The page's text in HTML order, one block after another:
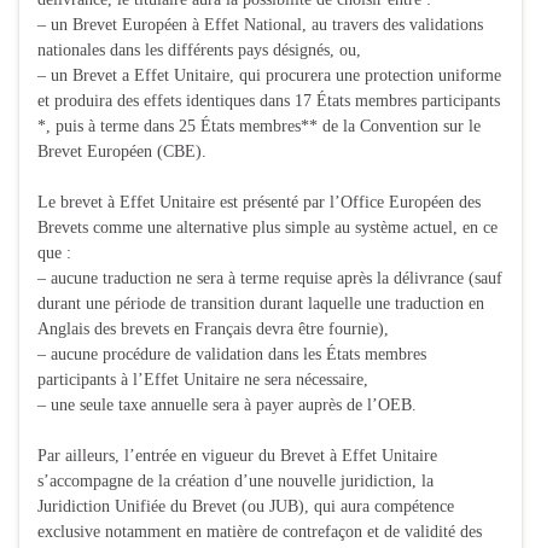
– un Brevet Européen à Effet National, au travers des validations
nationales dans les différents pays désignés, ou,
– un Brevet a Effet Unitaire, qui procurera une protection uniforme
et produira des effets identiques dans 17 États membres participants
*, puis à terme dans 25 États membres** de la Convention sur le
Brevet Européen (CBE).
Le brevet à Effet Unitaire est présenté par l’Office Européen des
Brevets comme une alternative plus simple au système actuel, en ce
que :
– aucune traduction ne sera à terme requise après la délivrance (sauf
durant une période de transition durant laquelle une traduction en
Anglais des brevets en Français devra être fournie),
– aucune procédure de validation dans les États membres
participants à l’Effet Unitaire ne sera nécessaire,
– une seule taxe annuelle sera à payer auprès de l’OEB.
Par ailleurs, l’entrée en vigueur du Brevet à Effet Unitaire
s’accompagne de la création d’une nouvelle juridiction, la
Juridiction Unifiée du Brevet (ou JUB), qui aura compétence
exclusive notamment en matière de contrefaçon et de validité des